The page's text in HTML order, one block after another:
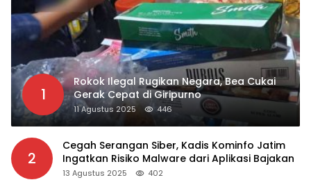
1
Rokok Ilegal Rugikan Negara, Bea Cukai
Gerak Cepat di Giripurno
11 Agustus 2025 446
2
Cegah Serangan Siber, Kadis Kominfo Jatim
Ingatkan Risiko Malware dari Aplikasi Bajakan
13 Agustus 2025 402